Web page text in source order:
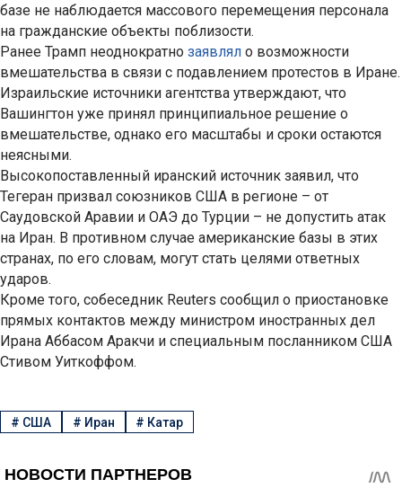
базе не наблюдается массового перемещения персонала
на гражданские объекты поблизости.
Ранее Трамп неоднократно заявлял о возможности
вмешательства в связи с подавлением протестов в Иране.
Израильские источники агентства утверждают, что
Вашингтон уже принял принципиальное решение о
вмешательстве, однако его масштабы и сроки остаются
неясными.
Высокопоставленный иранский источник заявил, что
Тегеран призвал союзников США в регионе – от
Саудовской Аравии и ОАЭ до Турции – не допустить атак
на Иран. В противном случае американские базы в этих
странах, по его словам, могут стать целями ответных
ударов.
Кроме того, собеседник Reuters сообщил о приостановке
прямых контактов между министром иностранных дел
Ирана Аббасом Аракчи и специальным посланником США
Стивом Уиткоффом.
# США # Иран # Катар